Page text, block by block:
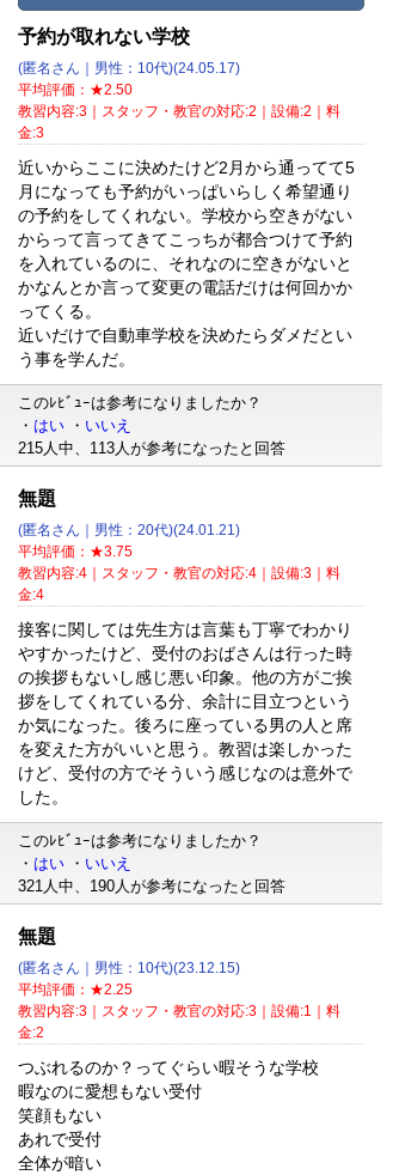
予約が取れない学校
(匿名さん｜男性：10代)(24.05.17)
平均評価：★2.50
教習内容:3｜スタッフ・教官の対応:2｜設備:2｜料
金:3
近いからここに決めたけど2月から通ってて5
月になっても予約がいっぱいらしく希望通り
の予約をしてくれない。学校から空きがない
からって言ってきてこっちが都合つけて予約
を入れているのに、それなのに空きがないと
かなんとか言って変更の電話だけは何回かか
ってくる。
近いだけで自動車学校を決めたらダメだとい
う事を学んだ。
このﾚﾋﾞｭｰは参考になりましたか？
・ はい ・ いいえ
215人中、113人が参考になったと回答
無題
(匿名さん｜男性：20代)(24.01.21)
平均評価：★3.75
教習内容:4｜スタッフ・教官の対応:4｜設備:3｜料
金:4
接客に関しては先生方は言葉も丁寧でわかり
やすかったけど、受付のおばさんは行った時
の挨拶もないし感じ悪い印象。他の方がご挨
拶をしてくれている分、余計に目立つという
か気になった。後ろに座っている男の人と席
を変えた方がいいと思う。教習は楽しかった
けど、受付の方でそういう感じなのは意外で
した。
このﾚﾋﾞｭｰは参考になりましたか？
・ はい ・ いいえ
321人中、190人が参考になったと回答
無題
(匿名さん｜男性：10代)(23.12.15)
平均評価：★2.25
教習内容:3｜スタッフ・教官の対応:3｜設備:1｜料
金:2
つぶれるのか？ってぐらい暇そうな学校
暇なのに愛想もない受付
笑顔もない
あれで受付
全体が暗い